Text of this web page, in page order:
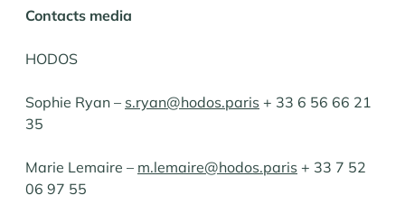
Contacts media
HODOS
Sophie Ryan – s.ryan@hodos.paris + 33 6 56 66 21
35
Marie Lemaire – m.lemaire@hodos.paris + 33 7 52
06 97 55